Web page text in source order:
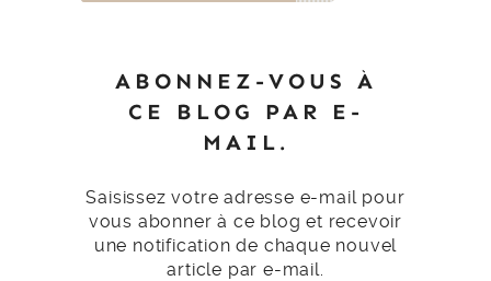
ABONNEZ-VOUS À
CE BLOG PAR E-
MAIL.
Saisissez votre adresse e-mail pour
vous abonner à ce blog et recevoir
une notification de chaque nouvel
article par e-mail.